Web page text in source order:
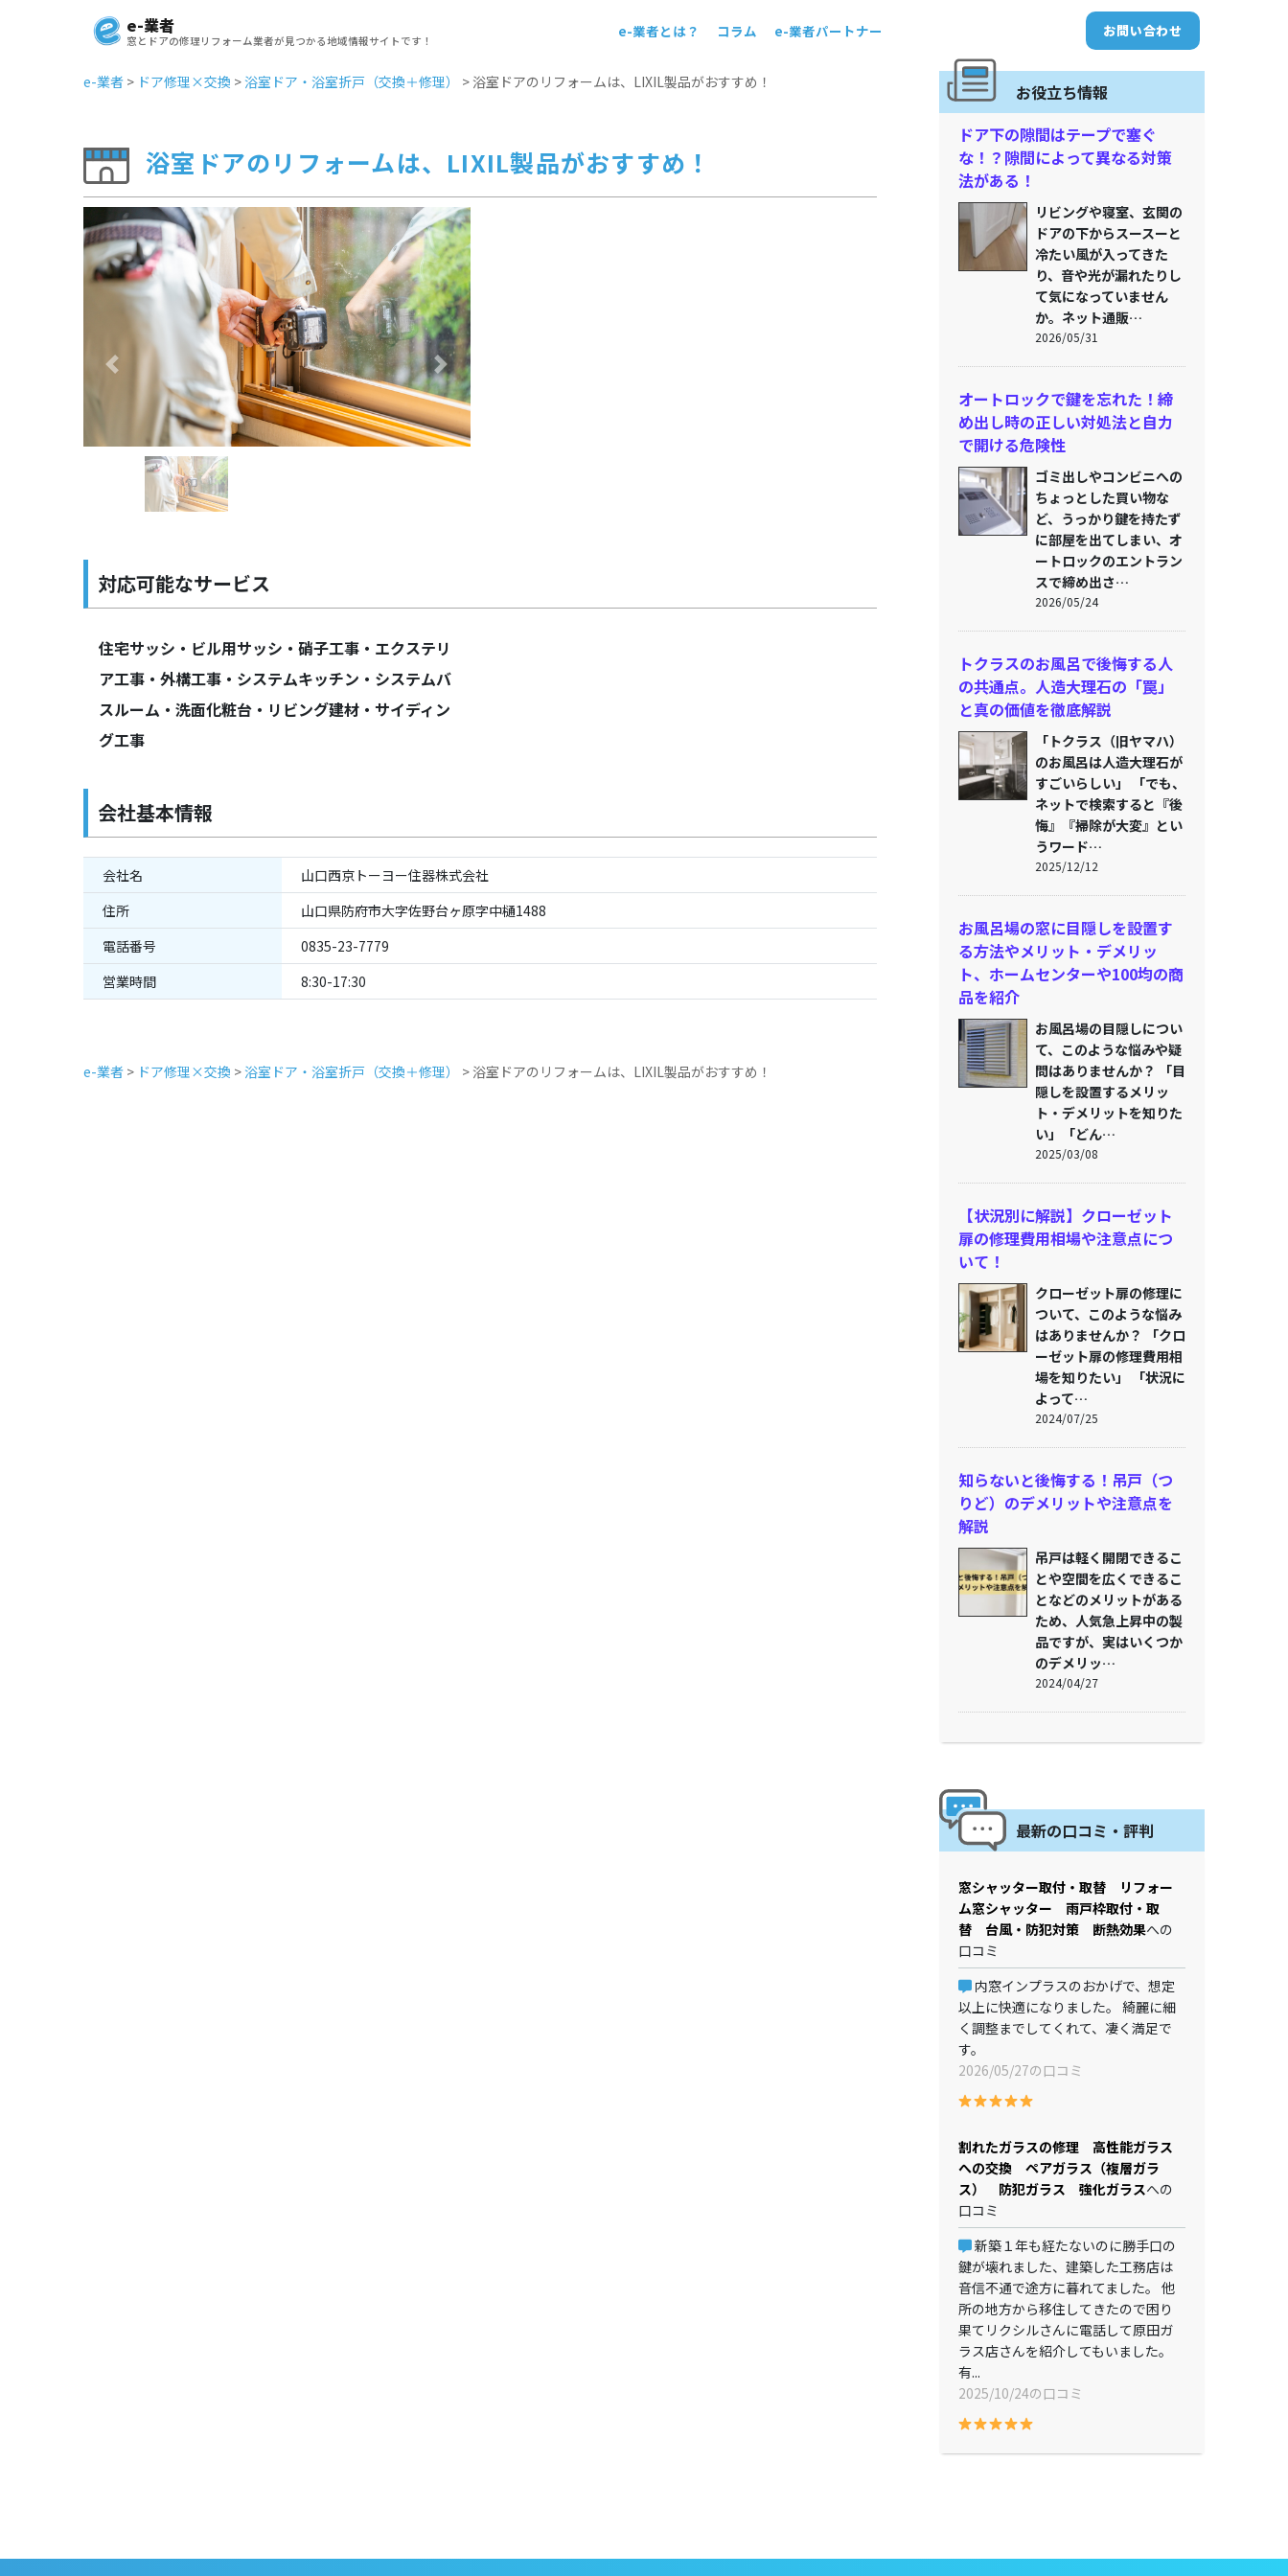
e-業者
窓とドアの修理リフォーム業者が見つかる地域情報サイトです！
e-業者とは？ コラム e-業者パートナー お問い合わせ
e-業者 > ドア修理×交換 > 浴室ドア・浴室折戸（交換＋修理） > 浴室ドアのリフォームは、LIXIL製品がおすすめ！
浴室ドアのリフォームは、LIXIL製品がおすすめ！
Previous Next
対応可能なサービス
住宅サッシ・ビル用サッシ・硝子工事・エクステリ
ア工事・外構工事・システムキッチン・システムバ
スルーム・洗面化粧台・リビング建材・サイディン
グ工事
会社基本情報
会社名
山口西京トーヨー住器株式会社
住所
山口県防府市大字佐野台ヶ原字中樋1488
電話番号
0835-23-7779
営業時間
8:30-17:30
e-業者 > ドア修理×交換 > 浴室ドア・浴室折戸（交換＋修理） > 浴室ドアのリフォームは、LIXIL製品がおすすめ！
お役立ち情報
ドア下の隙間はテープで塞ぐ
な！？隙間によって異なる対策
法がある！
リビングや寝室、玄関の
ドアの下からスースーと
冷たい風が入ってきた
り、音や光が漏れたりし
て気になっていません
か。ネット通販…
2026/05/31
オートロックで鍵を忘れた！締
め出し時の正しい対処法と自力
で開ける危険性
ゴミ出しやコンビニへの
ちょっとした買い物な
ど、うっかり鍵を持たず
に部屋を出てしまい、オ
ートロックのエントラン
スで締め出さ…
2026/05/24
トクラスのお風呂で後悔する人
の共通点。人造大理石の「罠」
と真の価値を徹底解説
「トクラス（旧ヤマハ）
のお風呂は人造大理石が
すごいらしい」 「でも、
ネットで検索すると『後
悔』『掃除が大変』とい
うワード…
2025/12/12
お風呂場の窓に目隠しを設置す
る方法やメリット・デメリッ
ト、ホームセンターや100均の商
品を紹介
お風呂場の目隠しについ
て、このような悩みや疑
問はありませんか？ 「目
隠しを設置するメリッ
ト・デメリットを知りた
い」「どん…
2025/03/08
【状況別に解説】クローゼット
扉の修理費用相場や注意点につ
いて！
クローゼット扉の修理に
ついて、このような悩み
はありませんか？ 「クロ
ーゼット扉の修理費用相
場を知りたい」 「状況に
よって…
2024/07/25
知らないと後悔する！吊戸（つ
りど）のデメリットや注意点を
解説
吊戸は軽く開閉できるこ
とや空間を広くできるこ
となどのメリットがある
ため、人気急上昇中の製
品ですが、実はいくつか
のデメリッ…
2024/04/27
最新の口コミ・評判
窓シャッター取付・取替 リフォー
ム窓シャッター 雨戸枠取付・取
替 台風・防犯対策 断熱効果への
口コミ
内窓インプラスのおかげで、想定
以上に快適になりました。 綺麗に細
く調整までしてくれて、凄く満足で
す。
2026/05/27の口コミ
割れたガラスの修理 高性能ガラス
への交換 ペアガラス（複層ガラ
ス） 防犯ガラス 強化ガラスへの
口コミ
新築１年も経たないのに勝手口の
鍵が壊れました、建築した工務店は
音信不通で途方に暮れてました。 他
所の地方から移住してきたので困り
果てリクシルさんに電話して原田ガ
ラス店さんを紹介してもいました。
有...
2025/10/24の口コミ